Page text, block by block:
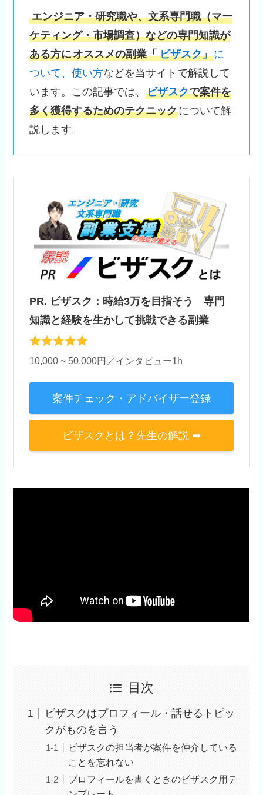
エンジニア・研究職や、文系専門職（マー
ケティング・市場調査）などの専門知識が
ある方にオススメの副業「 ビザスク」に
ついて、使い方などを当サイトで解説して
います。この記事では、ビザスクで案件を
多く獲得するためのテクニックについて解
説します。
PR. ビザスク：時給3万を目指そう 専門
知識と経験を生かして挑戦できる副業
10,000 ~ 50,000円／インタビュー1h
案件チェック・アドバイザー登録
ビザスクとは？先生の解説 ➡
目次
ビザスクはプロフィール・話せるトピッ
クがものを言う
ビザスクの担当者が案件を仲介している
ことを忘れない
プロフィールを書くときのビザスク用テ